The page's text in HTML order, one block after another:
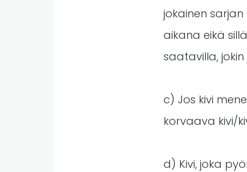
jokainen
aikana eikä
saatavilla,
c) Jos kivi
korvaava kivi/
d) Kivi, joka